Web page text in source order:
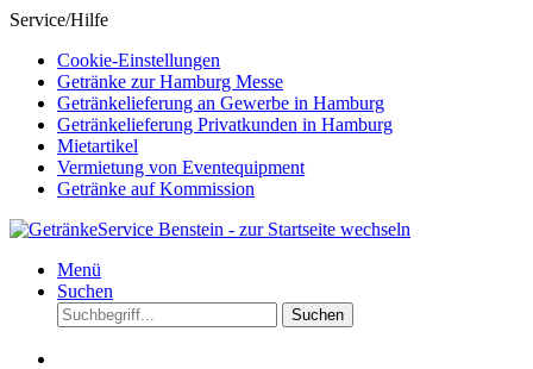
Service/Hilfe
Cookie-Einstellungen
Getränke zur Hamburg Messe
Getränkelieferung an Gewerbe in Hamburg
Getränkelieferung Privatkunden in Hamburg
Mietartikel
Vermietung von Eventequipment
Getränke auf Kommission
Menü
Suchen
Suchen